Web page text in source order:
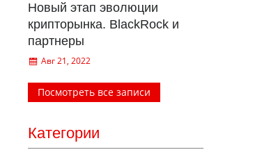
Новый этап эволюции
крипторынка. BlackRock и
партнеры
Авг 21, 2022
Посмотреть все записи
Категории